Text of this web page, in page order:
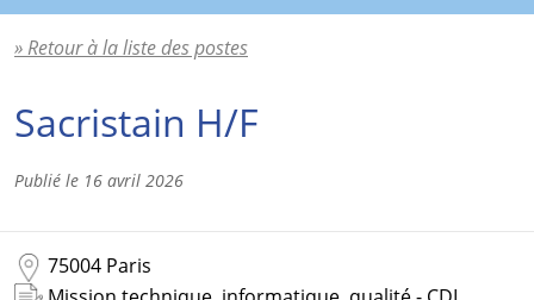
» Retour à la liste des postes
Sacristain H/F
Publié le 16 avril 2026
75004 Paris